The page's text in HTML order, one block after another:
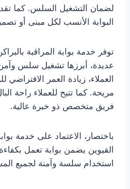
لضمان التشغيل السلس. كما
البوابة الأنسب لكل مبنى أو
توفر خدمة بوابة المراقبة
عديدة، أبرزها تشغيل سلس
العملاء، زيادة العمر الافتراضي
مريحة. كما تتيح للعملاء راحة
فريق متخصص ذو خبرة عالية.
باختصار، الاعتماد على خدمة
القيوين يضمن بوابة تعمل
استخدام سلسة وآمنة لجميع